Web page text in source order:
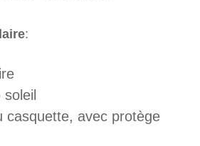
:
casquette, avec protège